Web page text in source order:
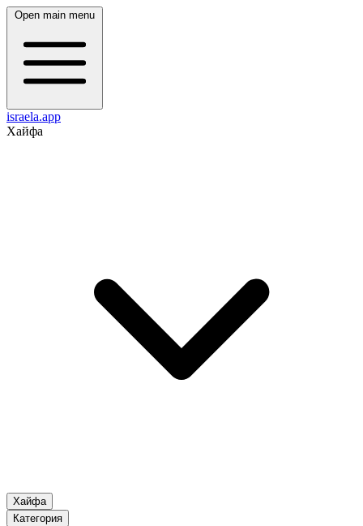
Open main menu
israela.app
Хайфа
Хайфа
Категория